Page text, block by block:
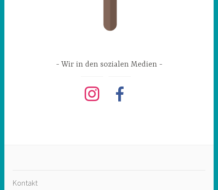
Wir in den sozialen Medien
instagram facebook
Kontakt